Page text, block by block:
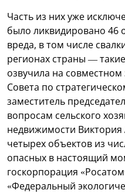
Часть из них уже
было ликвидировано 46
вреда, в том числе
регионах страны —
озвучила на совместном
Совета по
заместитель
вопросам сельского
недвижимости
четырех объектов из
опасных в настоящий
госкорпорация
«Федеральный